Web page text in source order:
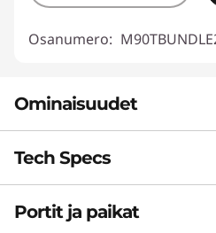
Osanumero:
Ominaisuudet
Tech Specs
Suorituskyky
Portit ja paikat